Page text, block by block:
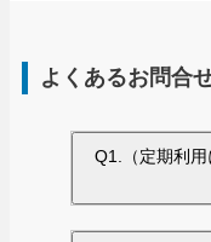
よくあるお問合
Q1.（定期利